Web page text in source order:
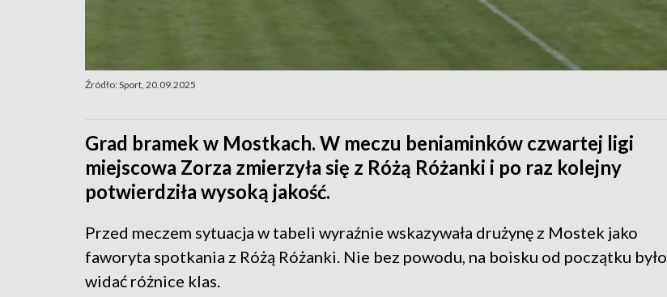
Źródło: Sport, 20.09.2025
Grad bramek w Mostkach. W meczu beniaminków czwartej ligi
miejscowa Zorza zmierzyła się z Różą Różanki i po raz kolejny
potwierdziła wysoką jakość.
Przed meczem sytuacja w tabeli wyraźnie wskazywała drużynę z Mostek jako
faworyta spotkania z Różą Różanki. Nie bez powodu, na boisku od początku było
widać różnice klas.